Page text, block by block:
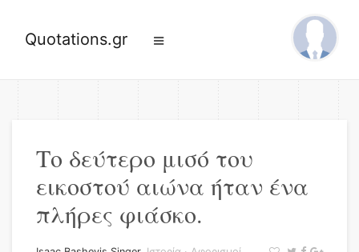
Quotations.gr
Το δεύτερο μισό του
εικοστού αιώνα ήταν ένα
πλήρες φιάσκο.